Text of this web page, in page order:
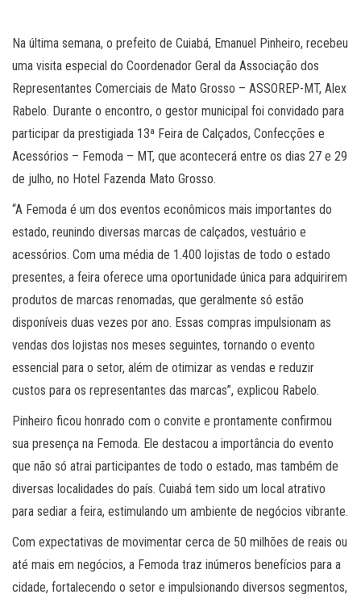
Na última semana, o prefeito de Cuiabá, Emanuel Pinheiro, recebeu
uma visita especial do Coordenador Geral da Associação dos
Representantes Comerciais de Mato Grosso – ASSOREP-MT, Alex
Rabelo. Durante o encontro, o gestor municipal foi convidado para
participar da prestigiada 13ª Feira de Calçados, Confecções e
Acessórios – Femoda – MT, que acontecerá entre os dias 27 e 29
de julho, no Hotel Fazenda Mato Grosso.
“A Femoda é um dos eventos econômicos mais importantes do
estado, reunindo diversas marcas de calçados, vestuário e
acessórios. Com uma média de 1.400 lojistas de todo o estado
presentes, a feira oferece uma oportunidade única para adquirirem
produtos de marcas renomadas, que geralmente só estão
disponíveis duas vezes por ano. Essas compras impulsionam as
vendas dos lojistas nos meses seguintes, tornando o evento
essencial para o setor, além de otimizar as vendas e reduzir
custos para os representantes das marcas”, explicou Rabelo.
Pinheiro ficou honrado com o convite e prontamente confirmou
sua presença na Femoda. Ele destacou a importância do evento
que não só atrai participantes de todo o estado, mas também de
diversas localidades do país. Cuiabá tem sido um local atrativo
para sediar a feira, estimulando um ambiente de negócios vibrante.
Com expectativas de movimentar cerca de 50 milhões de reais ou
até mais em negócios, a Femoda traz inúmeros benefícios para a
cidade, fortalecendo o setor e impulsionando diversos segmentos,